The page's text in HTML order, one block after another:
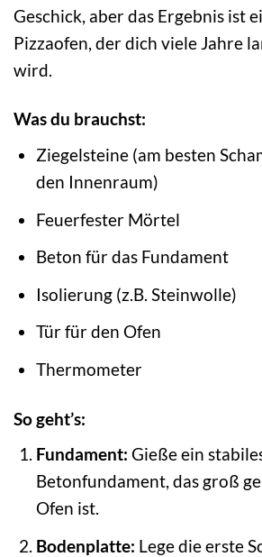
Geschick, aber das Ergebnis ist
Pizzaofen, der dich viele Jahre
wird.
Was du brauchst:
Ziegelsteine (am besten
den Innenraum)
Feuerfester Mörtel
Beton für das Fundament
Isolierung (z.B. Steinwolle)
Tür für den Ofen
Thermometer
So geht’s:
Fundament: Gieße ein
Betonfundament, das groß
Ofen ist.
Bodenplatte: Lege die erste